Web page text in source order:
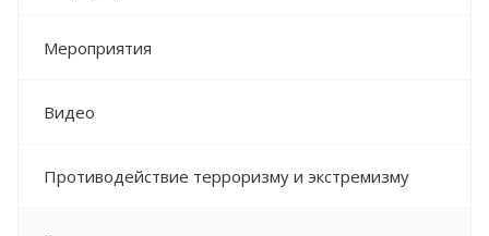
Мероприятия
Видео
Противодействие терроризму и экстремизму